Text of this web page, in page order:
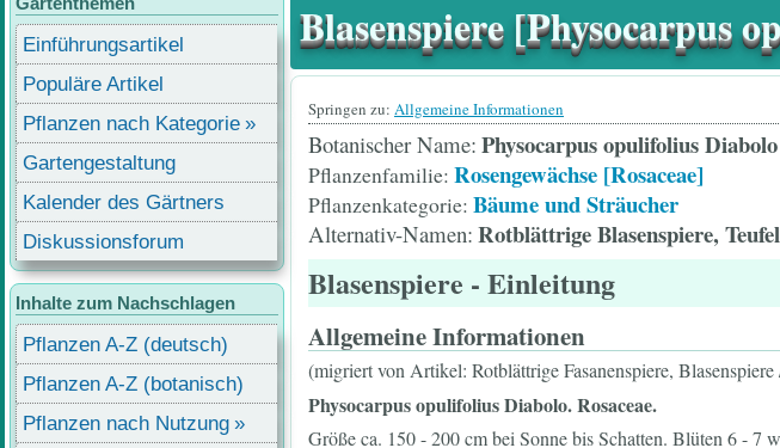
Blasenspiere [Physocarpus
Springen zu: Allgemeine Informationen
Botanischer Name Physocarpus opulifolius Diabolo
Pflanzenfamilie Rosengewächse [Rosaceae]
Pflanzenkategorie Bäume und Sträucher
Alternativ-Namen Rotblättrige Blasenspiere,
Blasenspiere - Einleitung
Allgemeine Informationen
(migriert von Artikel: Rotblättrige Fasanenspiere,
Physocarpus opulifolius Diabolo.Rosaceae.
Größe ca. 150 - 200 cm bei Sonne bis Schatten. Blüten 6 - 7
Einführungsartikel
Populäre Artikel
Pflanzen nach Kategorie
Gartengestaltung
Kalender des Gärtners
Diskussionsforum
Inhalte zum Nachschlagen
Pflanzen A-Z (deutsch)
Pflanzen A-Z (botanisch)
Pflanzen nach Nutzung